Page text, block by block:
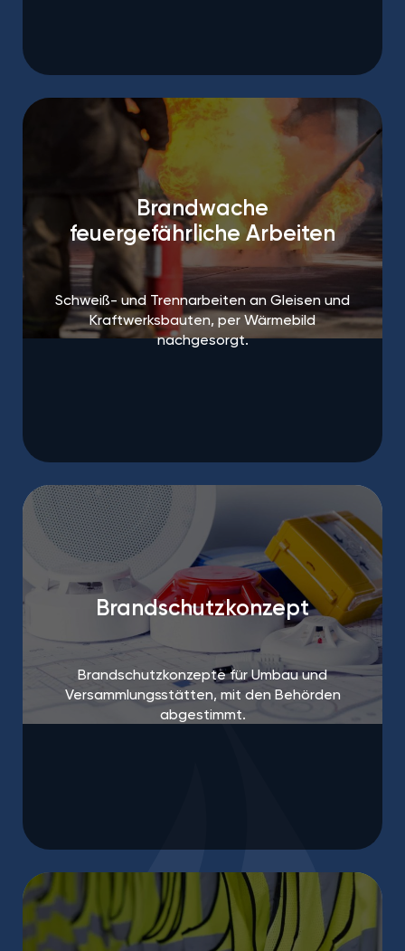
Brandwache
feuergefährliche Arbeiten
Schweiß- und Trennarbeiten an Gleisen und
Kraftwerksbauten, per Wärmebild
nachgesorgt.
Brandschutzkonzept
Brandschutzkonzepte für Umbau und
Versammlungsstätten, mit den Behörden
abgestimmt.